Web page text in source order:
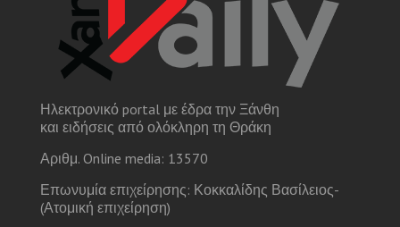
Ηλεκτρονικό portal με έδρα την Ξάνθη
και ειδήσεις από ολόκληρη τη Θράκη
Αριθμ. Online media: 13570
Επωνυμία επιχείρησης: Κοκκαλίδης Βασίλειος-
(Ατομική επιχείρηση)